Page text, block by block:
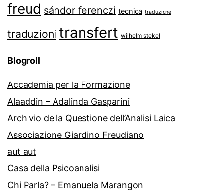
freud sándor ferenczi tecnica traduzione
traduzioni transfert wilhelm stekel
Blogroll
Accademia per la Formazione
Alaaddin – Adalinda Gasparini
Archivio della Questione dell’Analisi Laica
Associazione Giardino Freudiano
aut aut
Casa della Psicoanalisi
Chi Parla? – Emanuela Marangon